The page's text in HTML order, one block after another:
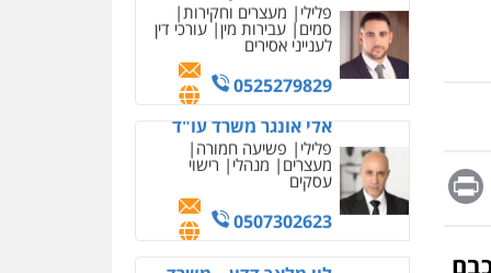
Message
Print
0525279829
אלי אונגר משרד עו"ד
פשיעה חמורה
מעצרים מנהלי רישוי
0507302623
לוי מלאך דדון – משרד
עו"ד
פשיעה חמורה
מחיקת כתבות מגוגל
ודחיקת אזכורים שליליים
שירותים מקצועיים לעורכי
דין
0522508109
אחסון אתרים
מהירות הגנה גיבוי
תמיכה שירותים מקצועיים
לעורכי דין
מרכז התחלה חדשה